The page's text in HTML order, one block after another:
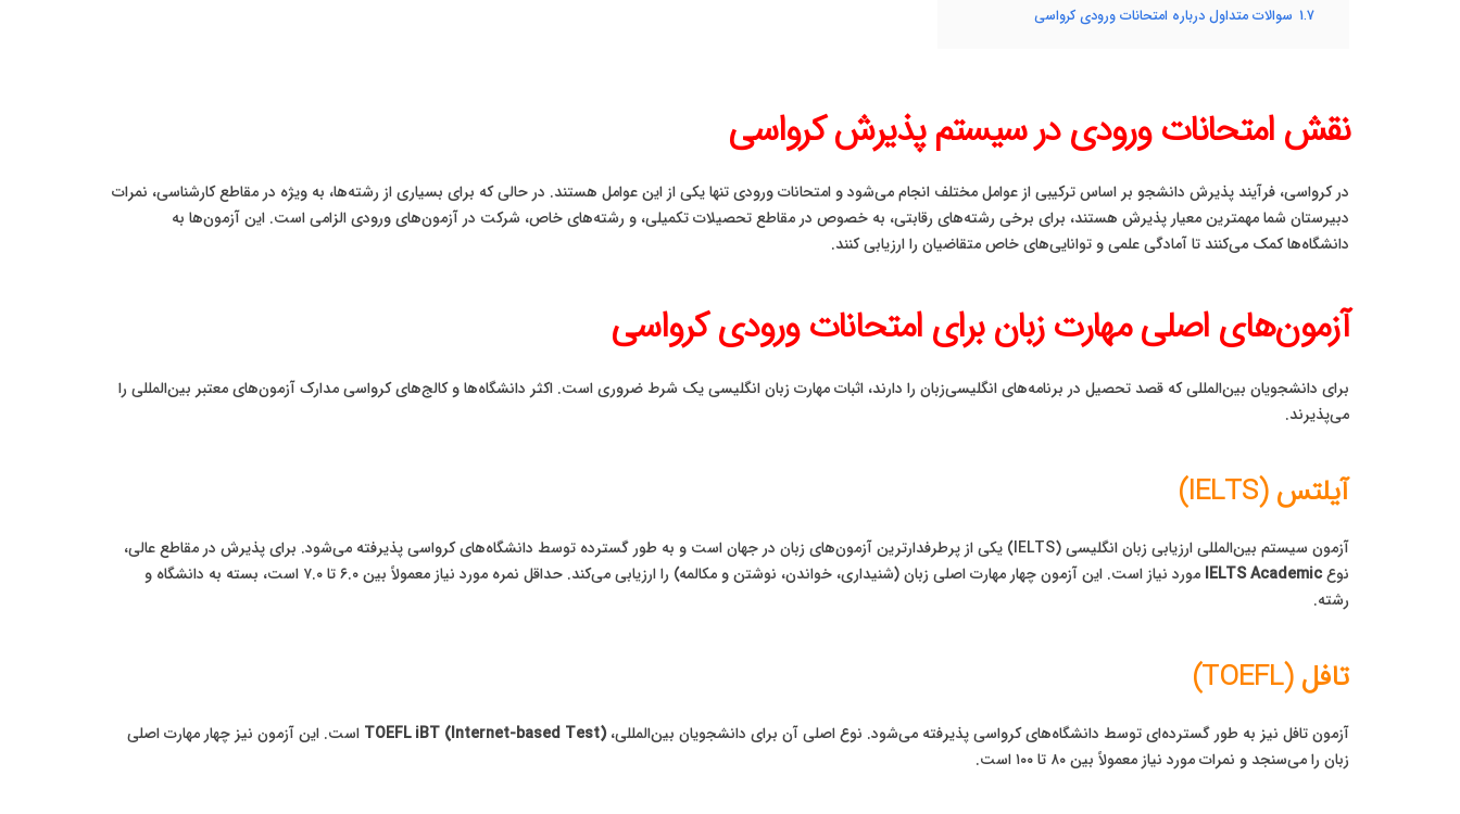
1.7 سوالات متداول درباره امتحانات ورودی کرواسی
نقش امتحانات ورودی در سیستم پذیرش کرواسی
در کرواسی، فرآیند پذیرش دانشجو بر اساس ترکیبی از عوامل مختلف انجام می‌شود و امتحانات ورودی تنها یکی از این عوامل هستند. در حالی که برای بسیاری از رشته‌ها، به ویژه در مقاطع کارشناسی، نمرات
دبیرستان شما مهمترین معیار پذیرش هستند، برای برخی رشته‌های رقابتی، به خصوص در مقاطع تحصیلات تکمیلی، و رشته‌های خاص، شرکت در آزمون‌های ورودی الزامی است. این آزمون‌ها به
دانشگاه‌ها کمک می‌کنند تا آمادگی علمی و توانایی‌های خاص متقاضیان را ارزیابی کنند.
آزمون‌های اصلی مهارت زبان برای امتحانات ورودی کرواسی
برای دانشجویان بین‌المللی که قصد تحصیل در برنامه‌های انگلیسی‌زبان را دارند، اثبات مهارت زبان انگلیسی یک شرط ضروری است. اکثر دانشگاه‌ها و کالج‌های کرواسی مدارک آزمون‌های معتبر بین‌المللی را
می‌پذیرند.
آیلتس (IELTS)
آزمون سیستم بین‌المللی ارزیابی زبان انگلیسی (IELTS) یکی از پرطرفدارترین آزمون‌های زبان در جهان است و به طور گسترده توسط دانشگاه‌های کرواسی پذیرفته می‌شود. برای پذیرش در مقاطع عالی،
نوعIELTS Academic
مورد نیاز است. این آزمون چهار مهارت اصلی زبان (شنیداری، خواندن، نوشتن و مکالمه) را ارزیابی می‌کند. حداقل نمره مورد نیاز معمولاً بین ۶.۰ تا ۷.۰ است، بسته به دانشگاه و
رشته.
تافل (TOEFL)
آزمون تافل نیز به طور گسترده‌ای توسط دانشگاه‌های کرواسی پذیرفته می‌شود. نوع اصلی آن برای دانشجویان بین‌المللی،TOEFL iBT (Internet-based Test) است. این آزمون نیز چهار مهارت اصلی
زبان را می‌سنجد و نمرات مورد نیاز معمولاً بین ۸۰ تا ۱۰۰ است.